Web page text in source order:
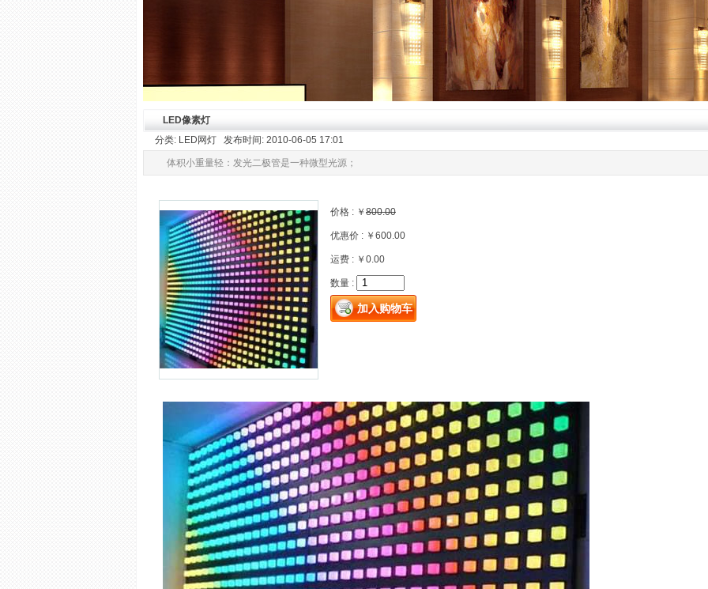
LED像素灯
分类: LED网灯 发布时间: 2010-06-05 17:01
体积小重量轻：发光二极管是一种微型光源；
价格 : ￥ 800.00
优惠价 : ￥600.00
运费 : ￥0.00
数量 :